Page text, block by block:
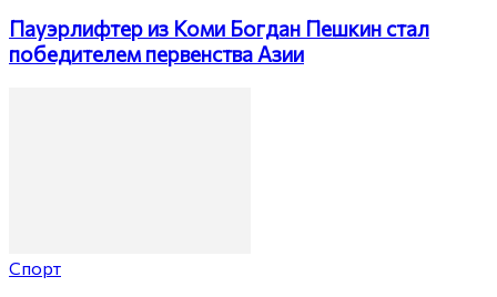
Пауэрлифтер из Коми Богдан Пешкин стал
победителем первенства Азии
Спорт